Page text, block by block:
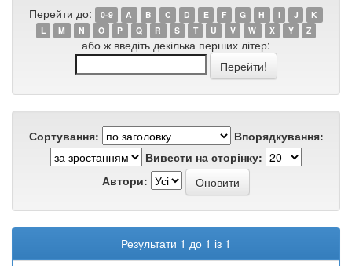
Перейти до: 0-9 A B C D E F G H I J
K
L
M N O P Q R S T U V W X Y Z
або ж введіть декілька перших літер:
Сортування:
Впорядкування:
Вивести на сторінку:
Автори:
Результати 1 до 1 із 1